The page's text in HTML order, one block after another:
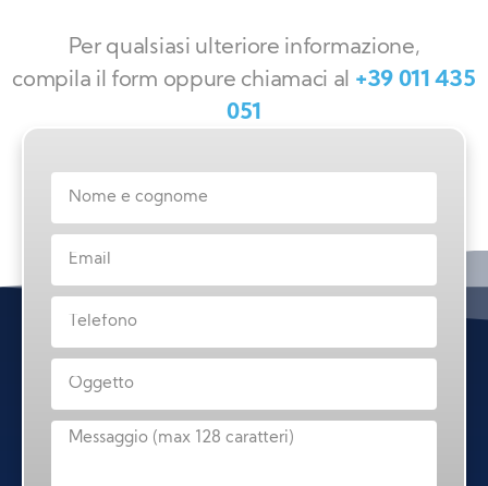
Per qualsiasi ulteriore informazione,
compila il form oppure chiamaci al +39 011 435
051